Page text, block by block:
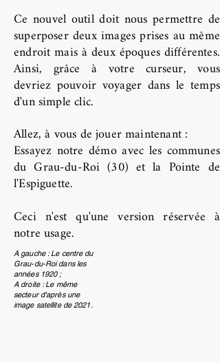
Ce nouvel outil doit nous permettre de
superposer deux images prises au même
endroit mais à deux époques différentes.
Ainsi, grâce à votre curseur, vous
devriez pouvoir voyager dans le temps
d'un simple clic.
Allez, à vous de jouer maintenant :
Essayez notre démo avec les communes
du Grau-du-Roi (30) et la Pointe de
l'Espiguette.
Ceci n'est qu'une version réservée à
notre usage.
A gauche : Le centre du
Grau-du-Roi dans les
années 1920 ;
A droite : Le même
secteur d'après une
image satellite de 2021.